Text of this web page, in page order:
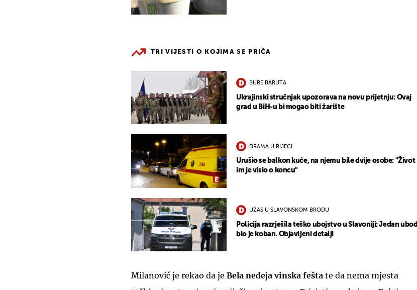
TRI VIJESTI O KOJIMA SE PRIČA
BURE BARUTA
Ukrajinski stručnjak upozorava na novu prijetnju: Ovaj
grad u BiH-u bi mogao biti žarište
DRAMA U RIJECI
Urušio se balkon kuće, na njemu bile dvije osobe: "Život
im je visio o koncu"
UŽAS U SLAVONSKOM BRODU
Policija razrješila teško ubojstvo u Slavoniji: Jedan ubod
bio je koban. Objavljeni detalji
Milanović je rekao da je Bela nedeja vinska fešta te da nema mjesta